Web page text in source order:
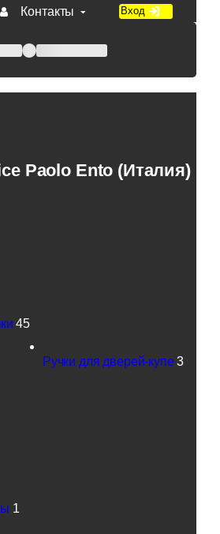
Контакты Вход
Paolo Ento (Италия)
45
Ручки для дверей-купе 3
1